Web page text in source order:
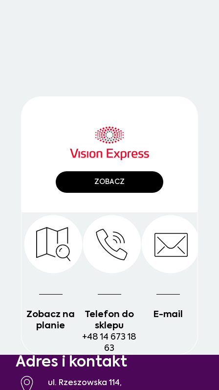
ZOBACZ
Zobacz na
planie
Telefon do
sklepu
+48 14 673 18
63
E-mail
Adres i kontakt
ul. Rzeszowska 114,